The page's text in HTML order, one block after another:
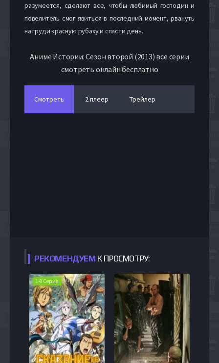
разумеется, сделают все, чтобы любимый господин и
повелитель смог явиться в последний момент, рвануть
на груди красную рубаху и спасти день.
Аниме Истории: Сезон второй (2013) все серии
смотреть онлайн бесплатно
Смотреть 2 плеер Трейлер
РЕКОМЕНДУЕМ К ПРОСМОТРУ:
1-8 Серия